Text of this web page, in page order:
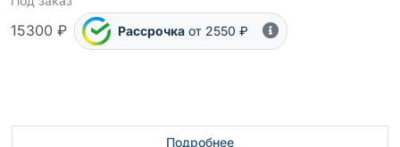
15300 ₽ Рассрочка от 2550 ₽
Подробнее